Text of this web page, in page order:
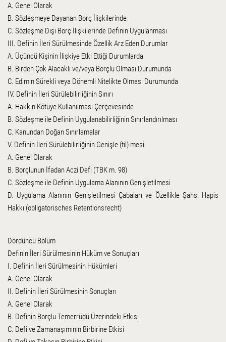
A. Genel Olarak
B. Sözleşmeye Dayanan Borç İlişkilerinde
C. Sözleşme Dışı Borç İlişkilerinde Definin Uygulanması
III. Definin İleri Sürülmesinde Özellik Arz Eden Durumlar
A. Üçüncü Kişinin İlişkiye Etki Ettiği Durumlarda
B. Birden Çok Alacaklı ve/veya Borçlu Olması Durumunda
C. Edimin Sürekli veya Dönemli Nitelikte Olması Durumunda
IV. Definin İleri Sürülebilirliğinin Sınırı
A. Hakkın Kötüye Kullanılması Çerçevesinde
B. Sözleşme ile Definin Uygulanabilirliğinin Sınırlandırılması
C. Kanundan Doğan Sınırlamalar
V. Definin İleri Sürülebilirliğinin Genişle (til) mesi
A. Genel Olarak
B. Borçlunun İfadan Aczi Defi (TBK m. 98)
C. Sözleşme ile Definin Uygulama Alanının Genişletilmesi
D. Uygulama Alanının Genişletilmesi Çabaları ve Özellikle Şahsi Hapis
Hakkı (obligatorisches Retentionsrecht)
Dördüncü Bölüm
Definin İleri Sürülmesinin Hüküm ve Sonuçları
I. Definin İleri Sürülmesinin Hükümleri
A. Genel Olarak
II. Definin İleri Sürülmesinin Sonuçları
A. Genel Olarak
B. Definin Borçlu Temerrüdü Üzerindeki Etkisi
C. Defi ve Zamanaşımının Birbirine Etkisi